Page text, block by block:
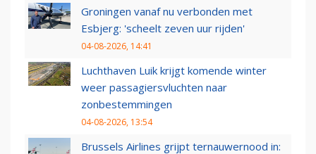
Groningen vanaf nu verbonden met
Esbjerg: 'scheelt zeven uur rijden'
04-08-2026, 14:41
Luchthaven Luik krijgt komende winter
weer passagiersvluchten naar
zonbestemmingen
04-08-2026, 13:54
Brussels Airlines grijpt ternauwernood in: